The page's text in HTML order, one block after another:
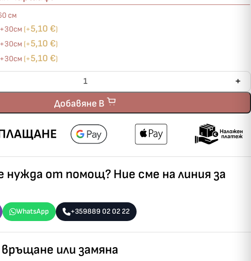
см
(+5,10 €)
(+5,10 €)
(+5,10 €)
Добавяне В
нужда от помощ? Ние сме на линия за
WhatsApp +359889 02 02 22
или замяна